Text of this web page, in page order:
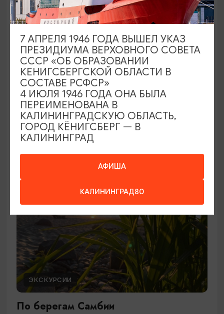
ЭКСКУРСИИ
Подводный парк «Янтарный»
Калининград, наб. Петра Великого, 1
ЭКСКУРСИИ
По берегам Самбии
АФИША
КАЛИНИНГРАД80
7 АПРЕЛЯ 1946 ГОДА ВЫШЕЛ УКАЗ
ПРЕЗИДИУМА ВЕРХОВНОГО СОВЕТА
СССР «ОБ ОБРАЗОВАНИИ
КЕНИГСБЕРГСКОЙ ОБЛАСТИ В
СОСТАВЕ РСФСР»
4 ИЮЛЯ 1946 ГОДА ОНА БЫЛА
ПЕРЕИМЕНОВАНА В
КАЛИНИНГРАДСКУЮ ОБЛАСТЬ,
ГОРОД КЁНИГСБЕРГ — В
КАЛИНИНГРАД